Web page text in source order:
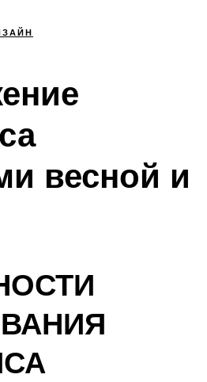
весной и